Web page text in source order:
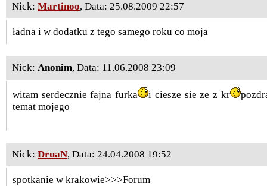
Nick: Martinoo, Data: 25.08.2009 22:57
ładna i w dodatku z tego samego roku co moja
Nick: Anonim, Data: 11.06.2008 23:09
witam serdecznie fajna furka i ciesze sie ze z kr
temat mojego
Nick: DruaN, Data: 24.04.2008 19:52
spotkanie w krakowie>>>Forum